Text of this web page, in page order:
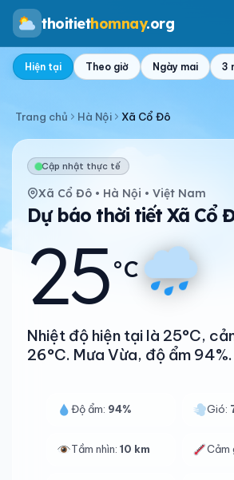
thoitiethomnay.org
Hiện tại Theo giờ Ngày mai 3
Trang chủ Hà Nội Xã Cổ Đô
Cập nhật thực tế
Xã Cổ Đô • Hà Nội • Việt Nam
Dự báo thời tiết Xã Cổ
25°C
Nhiệt độ hiện tại là 25°C,
26°C. Mưa Vừa, độ ẩm 94%.
Độ ẩm: 94% Gió:
Tầm nhìn: 10 km Cảm